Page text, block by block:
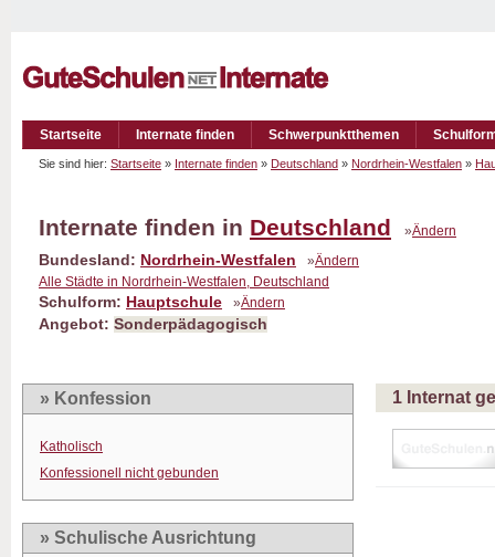
Startseite Internate finden Schwerpunktthemen
Sie sind hier: Startseite » Internate finden » Deutschland » Nordrhein-Westfalen »
Internate finden in Deutschland »Ändern
Bundesland: Nordrhein-Westfalen »Ändern
Alle Städte in Nordrhein-Westfalen, Deutschland
Schulform: Hauptschule »Ändern
Angebot: Sonderpädagogisch
» Konfession
Katholisch
Konfessionell nicht gebunden
» Schulische Ausrichtung
1 Internat